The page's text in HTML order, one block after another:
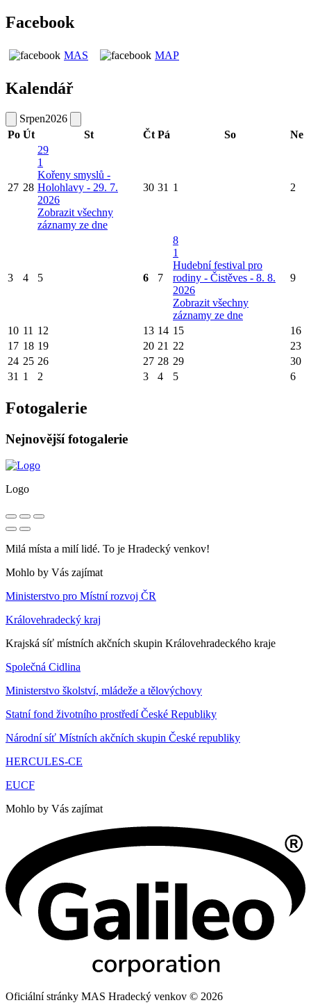
Facebook
MAS MAP
Kalendář
Srpen2026
Po Út St Čt Pá So Ne
27 28
29
1
Kořeny smyslů -
Holohlavy - 29. 7.
2026
Zobrazit všechny
záznamy ze dne
30 31 1 2
3 4 5 6 7
8
1
Hudební festival pro
rodiny - Čistěves - 8. 8.
2026
Zobrazit všechny
záznamy ze dne
9
10 11 12 13 14 15
16
17 18 19 20 21 22
23
24 25 26 27 28 29
30
31 1 2 3 4 5 6
Fotogalerie
Nejnovější fotogalerie
Logo
Milá místa a milí lidé. To je Hradecký venkov!
Mohlo by Vás zajímat
Ministerstvo pro Místní rozvoj ČR
Královehradecký kraj
Krajská síť místních akčních skupin Královehradeckého kraje
Společná Cidlina
Ministerstvo školství, mládeže a tělovýchovy
Statní fond životního prostředí České Republiky
Národní síť Místních akčních skupin České republiky
HERCULES-CE
EUCF
Mohlo by Vás zajímat
Oficiální stránky MAS Hradecký venkov © 2026